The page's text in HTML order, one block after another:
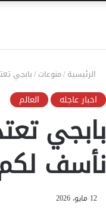
الرئيسية/منوعات/بابجي
اخبار عاجله العالم
بابجي
نأسف
12 مايو، 2026